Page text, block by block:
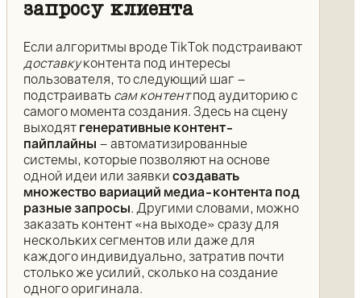
запросу клиента
Если алгоритмы вроде TikTok подстраивают
доставкуконтента под интересы
пользователя, то следующий шаг –
подстраивать сам контентпод аудиторию с
самого момента создания. Здесь на сцену
выходят генеративные контент-
пайплайны – автоматизированные
системы, которые позволяют на основе
одной идеи или заявки создавать
множество вариаций медиа-контента под
разные запросы. Другими словами, можно
заказать контент «на выходе» сразу для
нескольких сегментов или даже для
каждого индивидуально, затратив почти
столько же усилий, сколько на создание
одного оригинала.